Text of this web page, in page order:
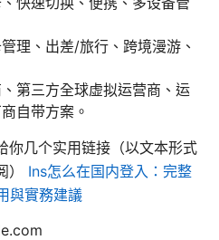
理、出差/旅行、跨境漫游、
第三方全球虚拟运营商、运
自带方案。
你几个实用链接（以文本形式
） Ins怎么在国内登入：完整
與實務建議